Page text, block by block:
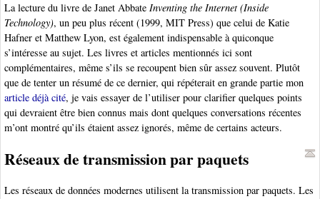
La lecture du livre de Janet Abbate Inventing the Internet (Inside
Technology), un peu plus récent (1999, MIT Press) que celui de Katie
Hafner et Matthew Lyon, est également indispensable à quiconque
s’intéresse au sujet. Les livres et articles mentionnés ici sont
complémentaires, même s’ils se recoupent bien sûr assez souvent. Plutôt
que de tenter un résumé de ce dernier, qui répéterait en grande partie mon
article déjà cité, je vais essayer de l’utiliser pour clarifier quelques points
qui devraient être bien connus mais dont quelques conversations récentes
m’ont montré qu’ils étaient assez ignorés, même de certains acteurs.
Réseaux de transmission par paquets
Les réseaux de données modernes utilisent la transmission par paquets. Les